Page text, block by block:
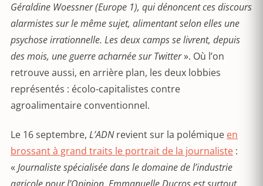
Géraldine Woessner (Europe 1), qui dénoncent ces discours
alarmistes sur le même sujet, alimentant selon elles une
psychose irrationnelle. Les deux camps se livrent, depuis
des mois, une guerre acharnée sur Twitter». Où l’on
retrouve aussi, en arrière plan, les deux lobbies
représentés : écolo-capitalistes contre
agroalimentaire conventionnel.
Le 16 septembre, L’ADNrevient sur la polémique en
brossant à grand traits le portrait de la journaliste :
« Journaliste spécialisée dans le domaine de l’industrie